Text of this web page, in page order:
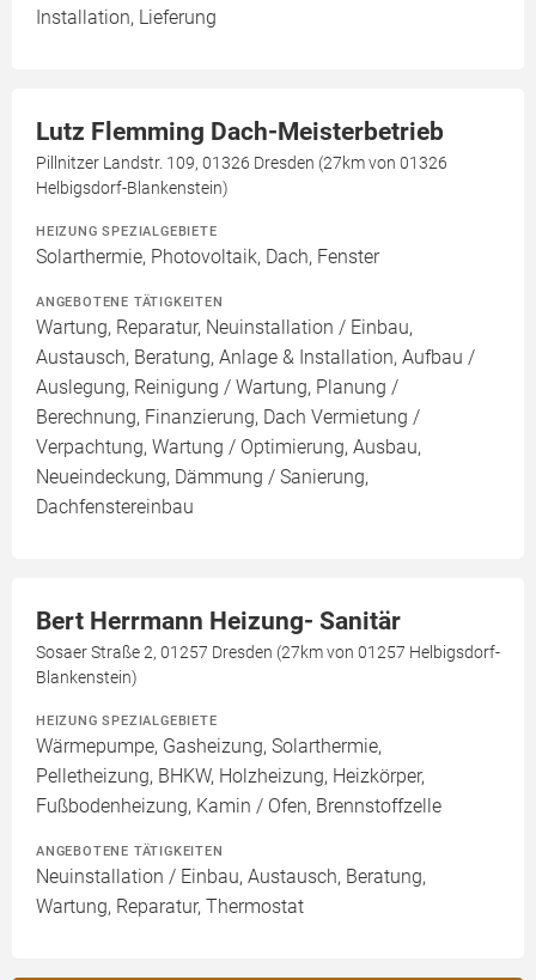
Installation, Lieferung
Lutz Flemming Dach-Meisterbetrieb
Pillnitzer Landstr. 109, 01326 Dresden (27km von 01326
Helbigsdorf-Blankenstein)
HEIZUNG SPEZIALGEBIETE
Solarthermie, Photovoltaik, Dach, Fenster
ANGEBOTENE TÄTIGKEITEN
Wartung, Reparatur, Neuinstallation / Einbau,
Austausch, Beratung, Anlage & Installation, Aufbau /
Auslegung, Reinigung / Wartung, Planung /
Berechnung, Finanzierung, Dach Vermietung /
Verpachtung, Wartung / Optimierung, Ausbau,
Neueindeckung, Dämmung / Sanierung,
Dachfenstereinbau
Bert Herrmann Heizung- Sanitär
Sosaer Straße 2, 01257 Dresden (27km von 01257 Helbigsdorf-
Blankenstein)
HEIZUNG SPEZIALGEBIETE
Wärmepumpe, Gasheizung, Solarthermie,
Pelletheizung, BHKW, Holzheizung, Heizkörper,
Fußbodenheizung, Kamin / Ofen, Brennstoffzelle
ANGEBOTENE TÄTIGKEITEN
Neuinstallation / Einbau, Austausch, Beratung,
Wartung, Reparatur, Thermostat